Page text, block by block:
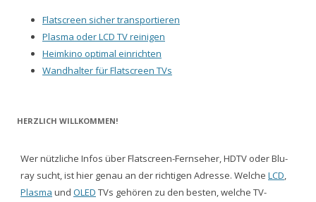
Flatscreen sicher transportieren
Plasma oder LCD TV reinigen
Heimkino optimal einrichten
Wandhalter für Flatscreen TVs
HERZLICH WILLKOMMEN!
Wer nützliche Infos über Flatscreen-Fernseher, HDTV oder Blu-
ray sucht, ist hier genau an der richtigen Adresse. Welche LCD,
Plasma und OLED TVs gehören zu den besten, welche TV-